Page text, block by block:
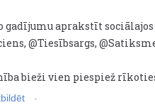
gadījumu aprakstīt
@Tiesībsargs,
bieži vien piespiež